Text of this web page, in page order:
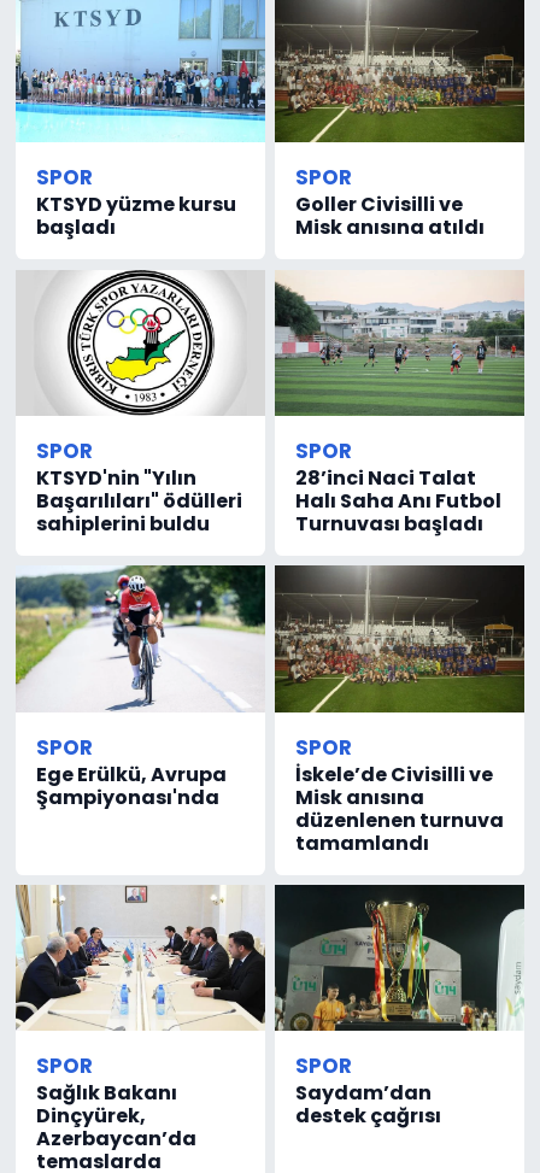
SPOR
KTSYD yüzme kursu
başladı
SPOR
Goller Civisilli ve
Misk anısına atıldı
SPOR
KTSYD'nin "Yılın
Başarılıları" ödülleri
sahiplerini buldu
SPOR
28’inci Naci Talat
Halı Saha Anı Futbol
Turnuvası başladı
SPOR
Ege Erülkü, Avrupa
Şampiyonası'nda
SPOR
İskele’de Civisilli ve
Misk anısına
düzenlenen turnuva
tamamlandı
SPOR
Sağlık Bakanı
Dinçyürek,
Azerbaycan’da
temaslarda
SPOR
Saydam’dan
destek çağrısı